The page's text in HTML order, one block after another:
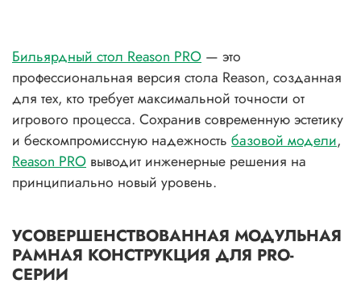
Бильярдный стол Reason PRO — это
профессиональная версия стола Reason, созданная
для тех, кто требует максимальной точности от
игрового процесса. Сохранив современную эстетику
и бескомпромиссную надежность базовой модели,
Reason PRO выводит инженерные решения на
принципиально новый уровень.
УСОВЕРШЕНСТВОВАННАЯ МОДУЛЬНАЯ
РАМНАЯ КОНСТРУКЦИЯ ДЛЯ PRO-
СЕРИИ